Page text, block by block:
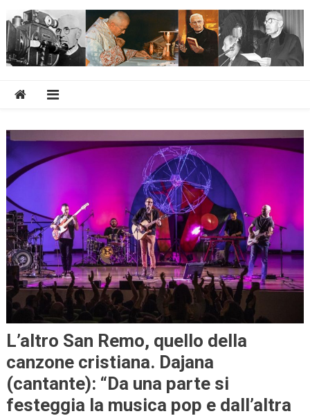
L’altro San Remo, quello della
canzone cristiana. Dajana
(cantante): “Da una parte si
festeggia la musica pop e dall’altra